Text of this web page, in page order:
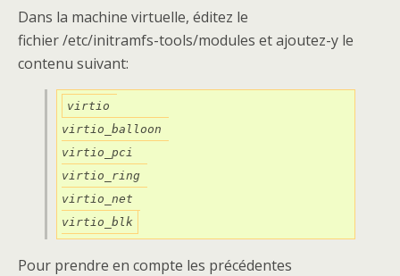
Dans la machine virtuelle, éditez le
fichier /etc/initramfs-tools/modules et ajoutez-y le
contenu suivant:
virtio
virtio_balloon
virtio_pci
virtio_ring
virtio_net
virtio_blk
Pour prendre en compte les précédentes